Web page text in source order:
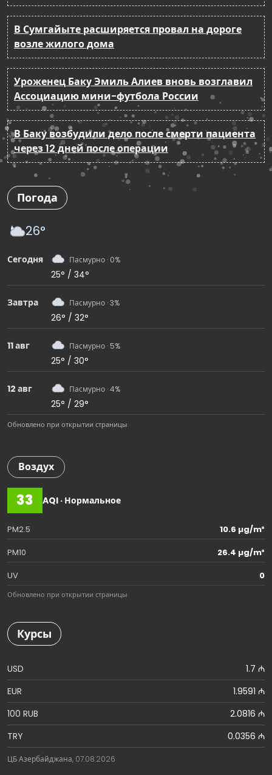
В Сумгайыте расширяется провал на дороге
возле жилого дома
Уроженец Баку Эмиль Алиев вновь возглавил
Ассоциацию мини-футбола России
В Баку возбудили дело после смерти пациента
через 12 дней после операции
Погода
26°
Сегодня Пасмурно · 0%
25° / 34°
Завтра Пасмурно · 3%
26° / 32°
11 авг Пасмурно · 5%
25° / 30°
12 авг Пасмурно · 4%
25° / 29°
Обновлено при открытии страницы
Воздух
33 AQI · Нормальное
PM2.5
10.6 µg/m³
PM10
26.4 µg/m³
UV
0
Обновлено при открытии страницы
Курсы
USD
1.7 ₼
EUR
1.9591 ₼
100 RUB
2.0816 ₼
TRY
0.0356 ₼
ЦБ Азербайджана, 07.08.2026